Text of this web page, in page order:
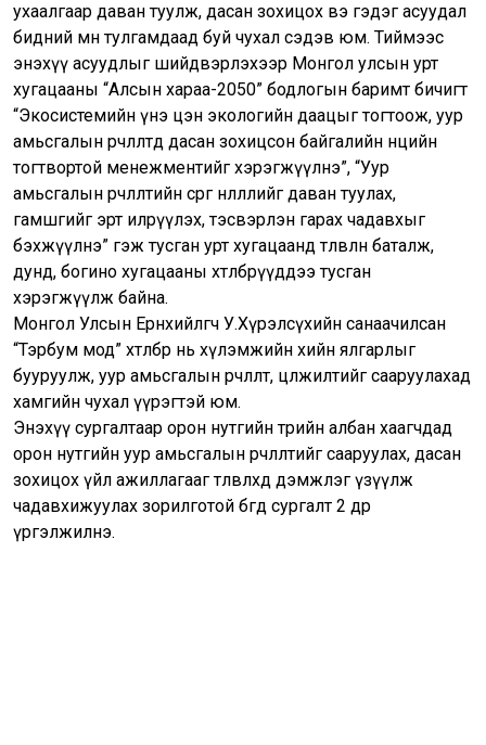
ухаалгаар даван туулж, дасан зохицох вэ гэдэг асуудал
бидний өмнө тулгамдаад буй чухал сэдэв юм. Тиймээс
энэхүү асуудлыг шийдвэрлэхээр Монгол улсын урт
хугацааны “Алсын хараа-2050” бодлогын баримт бичигт
“Экосистемийн үнэ цэн экологийн даацыг тогтоож, уур
амьсгалын өөрчлөлтөд дасан зохицсон байгалийн нөөцийн
тогтвортой менежментийг хэрэгжүүлнэ”, “Уур
амьсгалын өөрчлөлтийн сөрөг нөлөөллийг даван туулах,
гамшгийг эрт илрүүлэх, тэсвэрлэн гарах чадавхыг
бэхжүүлнэ” гэж тусган урт хугацаанд төлөвлөн баталж,
дунд, богино хугацааны хөтөлбөрүүддээ тусган
хэрэгжүүлж байна.
Монгол Улсын Ерөнхийлөгч У.Хүрэлсүхийн санаачилсан
“Тэрбум мод” хөтөлбөр нь хүлэмжийн хийн ялгарлыг
бууруулж, уур амьсгалын өөрчлөлт, цөлжилтийг сааруулахад
хамгийн чухал үүрэгтэй юм.
Энэхүү сургалтаар орон нутгийн төрийн албан хаагчдад
орон нутгийн уур амьсгалын өөрчлөлтийг сааруулах, дасан
зохицох үйл ажиллагааг төлөвлөхөд дэмжлэг үзүүлж
чадавхижуулах зорилготой бөгөөд сургалт 2 өдөр
үргэлжилнэ.